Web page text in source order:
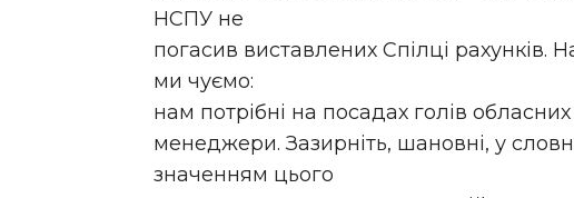
НСПУ не
погасив виставлених Спілці
ми чуємо:
нам потрібні на посадах голів
менеджери. Зазирніть, шановні, у
значенням цього